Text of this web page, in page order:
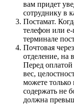
вам придет
сотруднику в
Постамат.
телефон или
терминале
Почтовая
отделение, на
Перед
вес,
можете
содержать не
должна